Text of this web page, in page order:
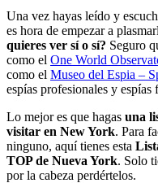
Una vez hayas leído y
es hora de empezar a
quieres ver sí o sí? Seguro
como el One World
como el Museo del Espia –
espías profesionales y espías
Lo mejor es que hagas una
visitar en New York. Para
ninguno, aquí tienes esta
TOP de Nueva York. Solo
por la cabeza perdértelos.